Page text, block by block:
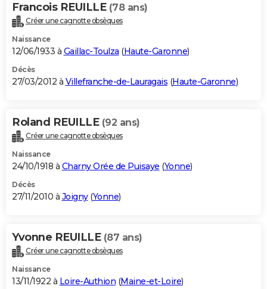
Francois REUILLE (78 ans)
Créer une cagnotte obsèques
Naissance
12/06/1933 à Gaillac-Toulza (Haute-Garonne)
Décès
27/03/2012 à Villefranche-de-Lauragais (Haute-Garonne)
Roland REUILLE (92 ans)
Créer une cagnotte obsèques
Naissance
24/10/1918 à Charny Orée de Puisaye (Yonne)
Décès
27/11/2010 à Joigny(Yonne)
Yvonne REUILLE (87 ans)
Créer une cagnotte obsèques
Naissance
13/11/1922 à Loire-Authion (Maine-et-Loire)